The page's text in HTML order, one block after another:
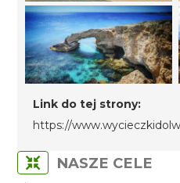
Link do tej strony:
https://
NASZE CELE